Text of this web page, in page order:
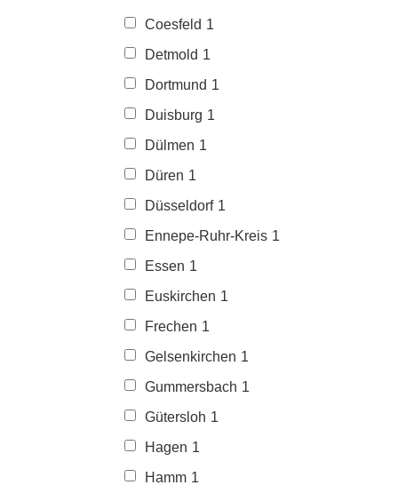
Coesfeld 1
Detmold 1
Dortmund 1
Duisburg 1
Dülmen 1
Düren 1
Düsseldorf 1
Ennepe-Ruhr-Kreis 1
Essen 1
Euskirchen 1
Frechen 1
Gelsenkirchen 1
Gummersbach 1
Gütersloh 1
Hagen 1
Hamm 1